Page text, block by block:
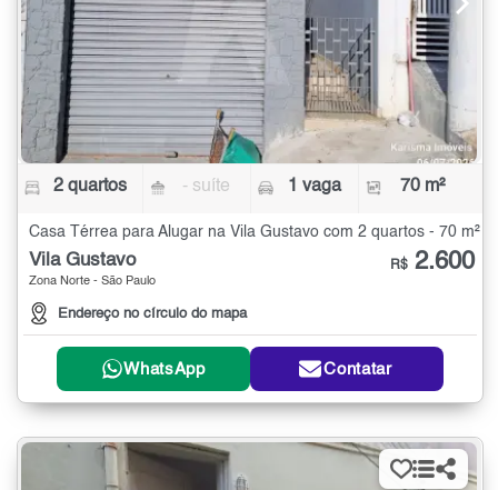
2 quartos - suíte 1 vaga 70 m²
Casa Térrea para Alugar na Vila Gustavo com 2 quartos - 70 m²
Vila Gustavo
Zona Norte - São Paulo
Endereço no círculo do mapa
R$ 2.600
WhatsApp Contatar